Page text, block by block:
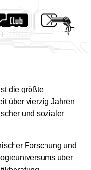
die größte
über vierzig Jahren
und sozialer
Forschung und
über